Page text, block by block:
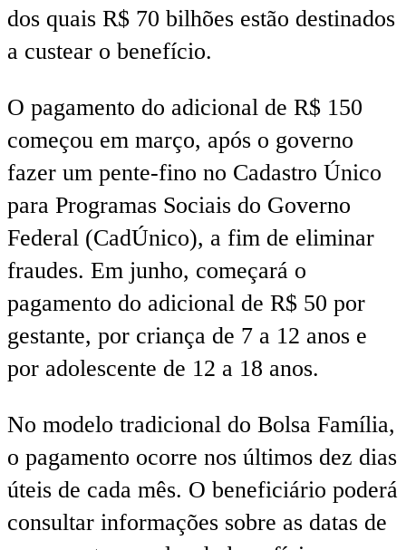
dos quais R$ 70 bilhões estão destinados
a custear o benefício.
O pagamento do adicional de R$ 150
começou em março, após o governo
fazer um pente-fino no Cadastro Único
para Programas Sociais do Governo
Federal (CadÚnico), a fim de eliminar
fraudes. Em junho, começará o
pagamento do adicional de R$ 50 por
gestante, por criança de 7 a 12 anos e
por adolescente de 12 a 18 anos.
No modelo tradicional do Bolsa Família,
o pagamento ocorre nos últimos dez dias
úteis de cada mês. O beneficiário poderá
consultar informações sobre as datas de